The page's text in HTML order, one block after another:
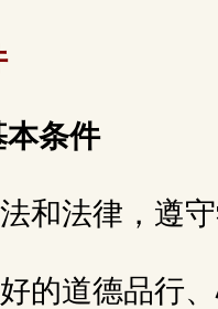
本条件
和法律，遵
的道德品行